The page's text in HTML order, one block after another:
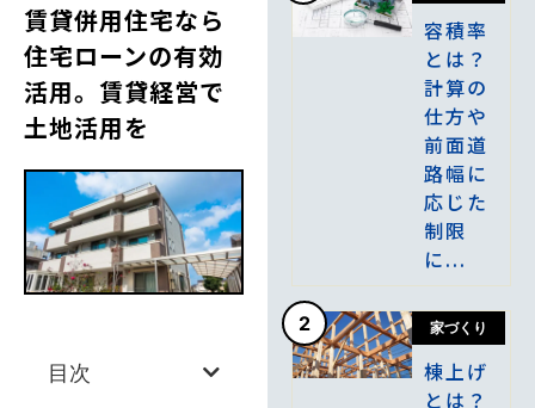
賃貸併用住宅なら
住宅ローンの有効
活用。賃貸経営で
土地活用を
目次
容積率
とは？
計算の
仕方や
前面道
路幅に
応じた
制限
に...
2 家づくり
棟上げ
とは？